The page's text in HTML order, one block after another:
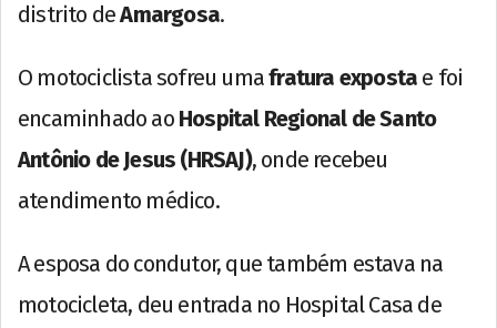
distrito deAmargosa.
O motociclista sofreu umafratura exposta e foi
encaminhado ao Hospital Regional de Santo
Antônio de Jesus (HRSAJ), onde recebeu
atendimento médico.
A esposa do condutor, que também estava na
motocicleta, deu entrada no Hospital Casa de